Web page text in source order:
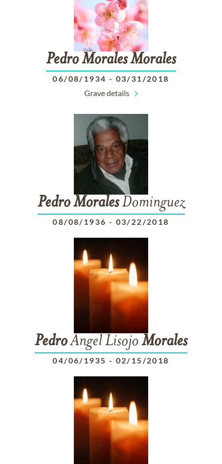
PedroMoralesMorales
06/08/1934 - 03/31/2018
Grave details
Pedro MoralesDominguez
08/08/1936 - 03/22/2018
PedroAngel Lisojo Morales
04/06/1935 - 02/15/2018